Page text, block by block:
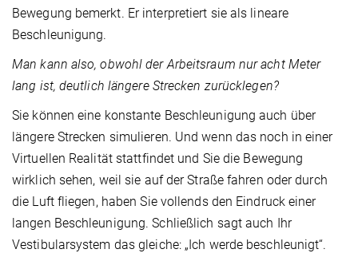
Bewegung bemerkt. Er interpretiert sie als lineare
Beschleunigung.
Man kann also, obwohlder Arbeitsraum nur acht Meter
lang ist, deutlich längere Strecken zurücklegen?
Sie können eine konstante Beschleunigung auch über
längere Strecken simulieren. Und wenn das noch in einer
Virtuellen Realität stattfindet und Sie die Bewegung
wirklich sehen, weil sie auf der Straße fahren oder durch
die Luft fliegen, haben Sie vollends den Eindruck einer
langen Beschleunigung. Schließlich sagt auch Ihr
Vestibularsystem das gleiche: „Ich werde beschleunigt“.